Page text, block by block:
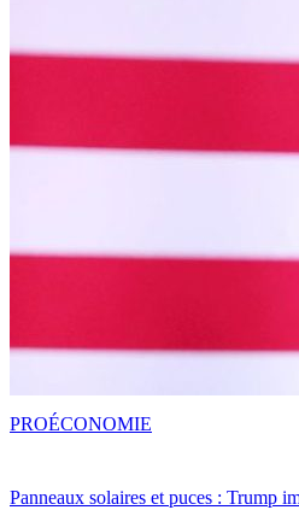
Panneaux solaires et puces : Trump
PROÉCONOMIE